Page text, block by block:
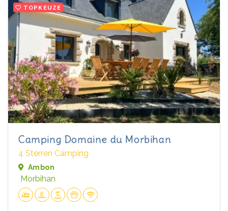
TOPKEUZE
Camping Domaine du Morbihan
4 Sterren Camping
Ambon
Morbihan